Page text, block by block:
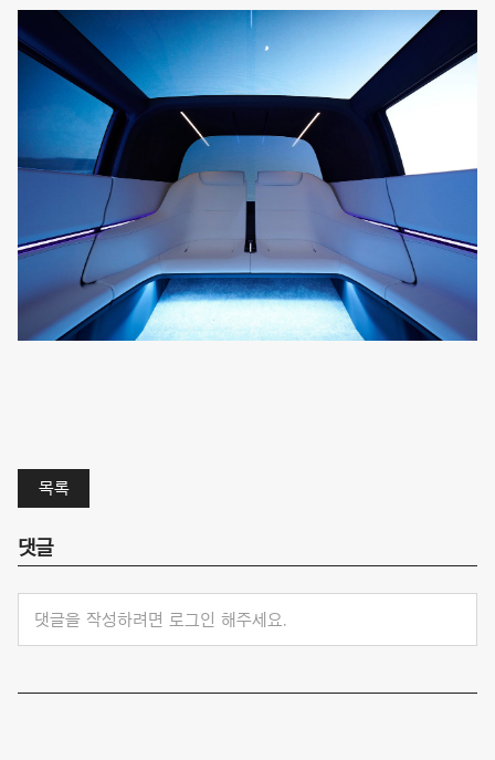
목록
댓글
댓글을 작성하려면 로그인 해주세요.